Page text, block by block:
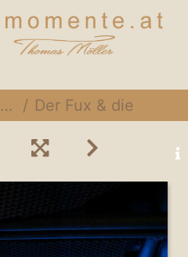
Der Fux & die SymPartie 049